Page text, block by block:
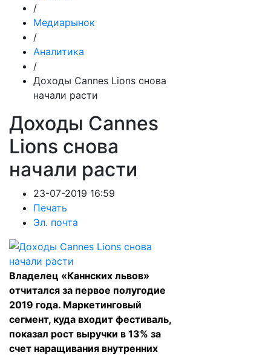
/
Медиарынок
/
Аналитика
/
Доходы Cannes Lions снова
начали расти
Доходы Cannes
Lions снова
начали расти
23-07-2019 16:59
Печать
Эл. почта
Владелец «Каннских львов»
отчитался за первое полугодие
2019 года. Маркетинговый
сегмент, куда входит фестиваль,
показал рост выручки в 13% за
счет наращивания внутренних